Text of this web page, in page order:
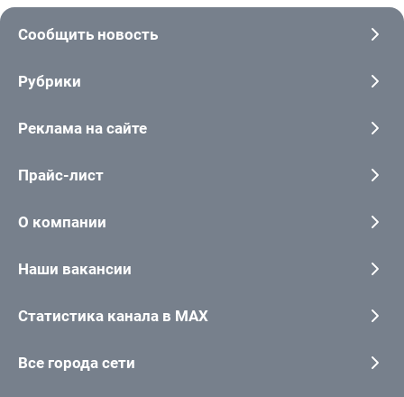
Сообщить новость
Рубрики
Реклама на сайте
Прайс-лист
О компании
Наши вакансии
Статистика канала в MAX
Все города сети